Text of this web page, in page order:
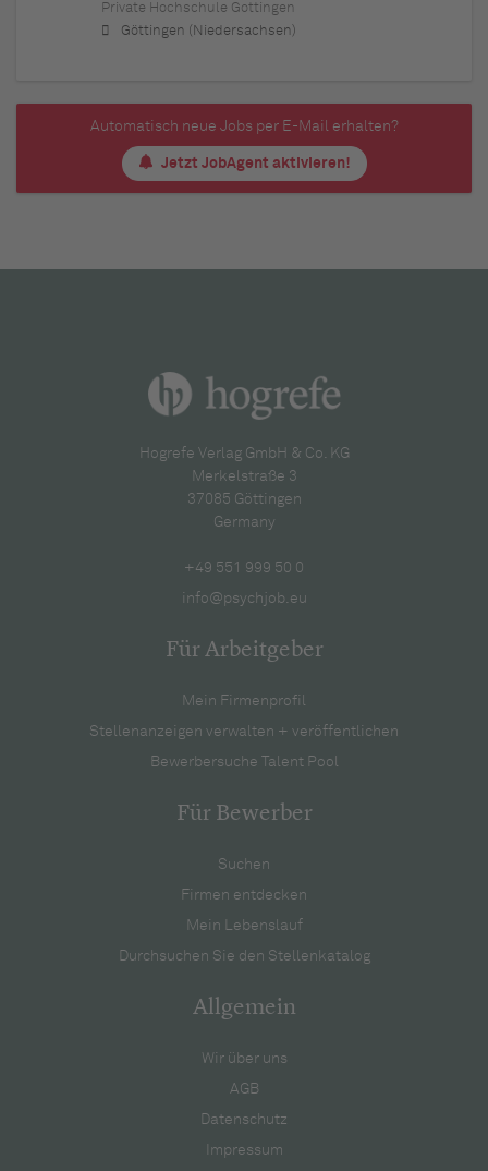
Private Hochschule Gottingen
Göttingen (Niedersachsen)
Automatisch neue Jobs per E-Mail erhalten?
Jetzt JobAgent aktivieren!
Hogrefe Verlag GmbH & Co. KG
Merkelstraße 3
37085 Göttingen
Germany
+49 551 999 50 0
info@psychjob.eu
Für Arbeitgeber
Mein Firmenprofil
Stellenanzeigen verwalten + veröffentlichen
Bewerbersuche Talent Pool
Für Bewerber
Suchen
Firmen entdecken
Mein Lebenslauf
Durchsuchen Sie den Stellenkatalog
Allgemein
Wir über uns
AGB
Datenschutz
Impressum